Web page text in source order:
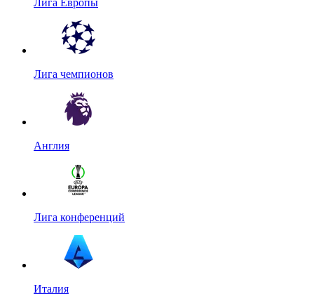
Лига Европы
Лига чемпионов
Англия
Лига конференций
Италия